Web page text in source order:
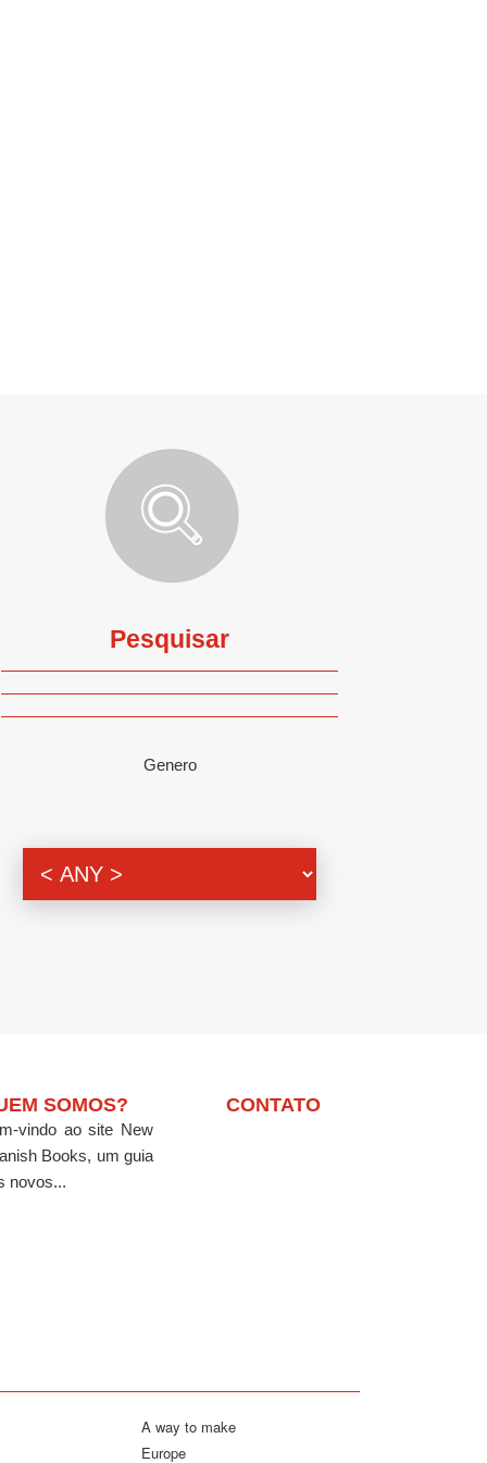
Pesquisar
Genero
SOMOS?
vindo ao site New
Books, um guia
novos...
CONTATO
A way to make
Europe